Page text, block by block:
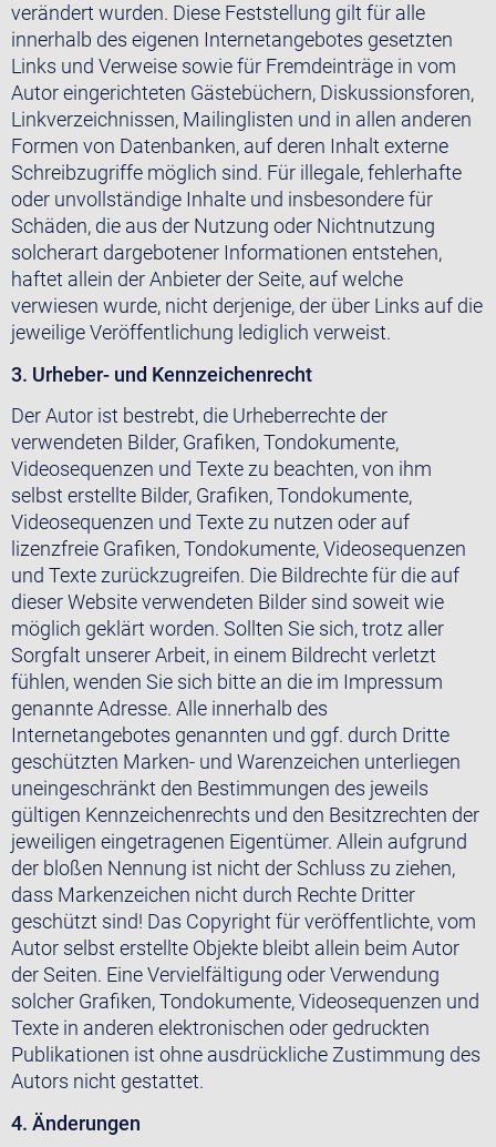
verändert wurden. Diese Feststellung gilt für alle
innerhalb des eigenen Internetangebotes gesetzten
Links und Verweise sowie für Fremdeinträge in vom
Autor eingerichteten Gästebüchern, Diskussionsforen,
Linkverzeichnissen, Mailinglisten und in allen anderen
Formen von Datenbanken, auf deren Inhalt externe
Schreibzugriffe möglich sind. Für illegale, fehlerhafte
oder unvollständige Inhalte und insbesondere für
Schäden, die aus der Nutzung oder Nichtnutzung
solcherart dargebotener Informationen entstehen,
haftet allein der Anbieter der Seite, auf welche
verwiesen wurde, nicht derjenige, der über Links auf die
jeweilige Veröffentlichung lediglich verweist.
3. Urheber- und Kennzeichenrecht
Der Autor ist bestrebt, die Urheberrechte der
verwendeten Bilder, Grafiken, Tondokumente,
Videosequenzen und Texte zu beachten, von ihm
selbst erstellte Bilder, Grafiken, Tondokumente,
Videosequenzen und Texte zu nutzen oder auf
lizenzfreie Grafiken, Tondokumente, Videosequenzen
und Texte zurückzugreifen. Die Bildrechte für die auf
dieser Website verwendeten Bilder sind soweit wie
möglich geklärt worden. Sollten Sie sich, trotz aller
Sorgfalt unserer Arbeit, in einem Bildrecht verletzt
fühlen, wenden Sie sich bitte an die im Impressum
genannte Adresse. Alle innerhalb des
Internetangebotes genannten und ggf. durch Dritte
geschützten Marken- und Warenzeichen unterliegen
uneingeschränkt den Bestimmungen des jeweils
gültigen Kennzeichenrechts und den Besitzrechten der
jeweiligen eingetragenen Eigentümer. Allein aufgrund
der bloßen Nennung ist nicht der Schluss zu ziehen,
dass Markenzeichen nicht durch Rechte Dritter
geschützt sind! Das Copyright für veröffentlichte, vom
Autor selbst erstellte Objekte bleibt allein beim Autor
der Seiten. Eine Vervielfältigung oder Verwendung
solcher Grafiken, Tondokumente, Videosequenzen und
Texte in anderen elektronischen oder gedruckten
Publikationen ist ohne ausdrückliche Zustimmung des
Autors nicht gestattet.
4. Änderungen